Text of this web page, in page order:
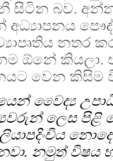
සිටින බව.
අධ්‍යාපනය
නතර
ඕනේ කියලා. ඒ
වෙන කිසිම
වෛද්‍ය
ලෙස පිළි
නමුත් විෂය